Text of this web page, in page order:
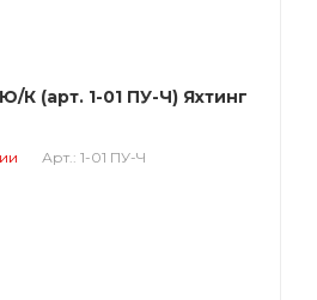
К (арт. 1-01 ПУ-Ч) Яхтинг
Арт.: 1-01 ПУ-Ч